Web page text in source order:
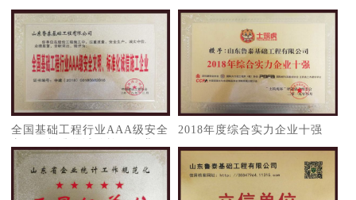
​全国基础工程行业AAA级安全
2018年度综合实力企业十强